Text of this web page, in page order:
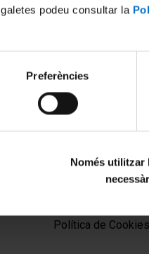
podeu consultar la
Preferències
Només utilitzar
- On Medieval
Cuisine. Antoni
Política de Cookies